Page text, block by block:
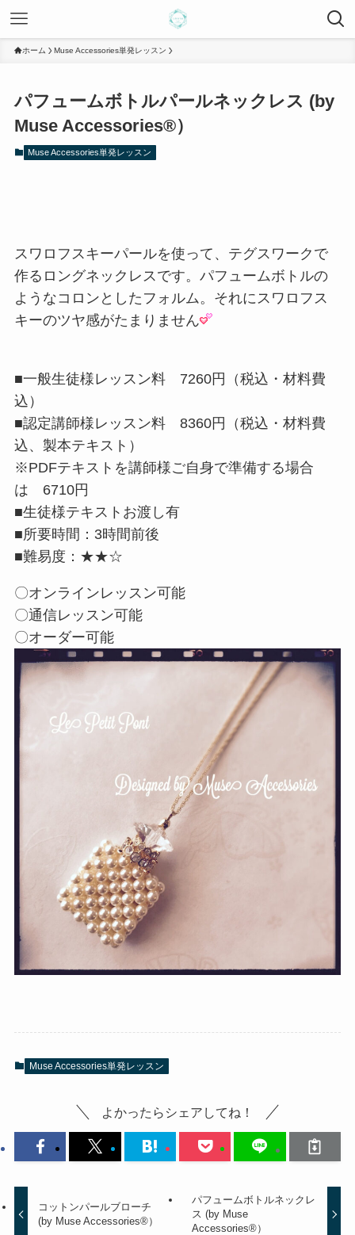
ホーム Muse Accessories単発レッスン
パフュームボトルパールネックレス (by
Muse Accessories®）
Muse Accessories単発レッスン
スワロフスキーパールを使って、テグスワークで
作るロングネックレスです。パフュームボトルの
ようなコロンとしたフォルム。それにスワロフス
キーのツヤ感がたまりません
■一般生徒様レッスン料 7260円（税込・材料費
込）
■認定講師様レッスン料 8360円（税込・材料費
込、製本テキスト）
※PDFテキストを講師様ご自身で準備する場合
は 6710円
■生徒様テキストお渡し有
■所要時間：3時間前後
■難易度：★★☆
〇オンラインレッスン可能
〇通信レッスン可能
〇オーダー可能
Muse Accessories単発レッスン
よかったらシェアしてね！
コットンパールブローチ
(by Muse Accessories®）
パフュームボトルネックレ
ス (by Muse
Accessories®）